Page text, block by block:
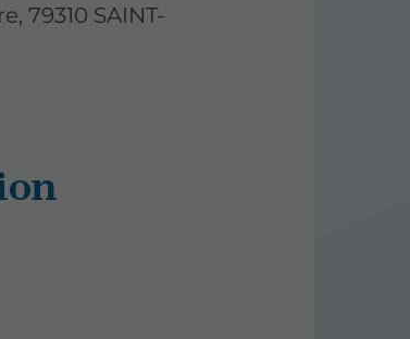
79310 SAINT-